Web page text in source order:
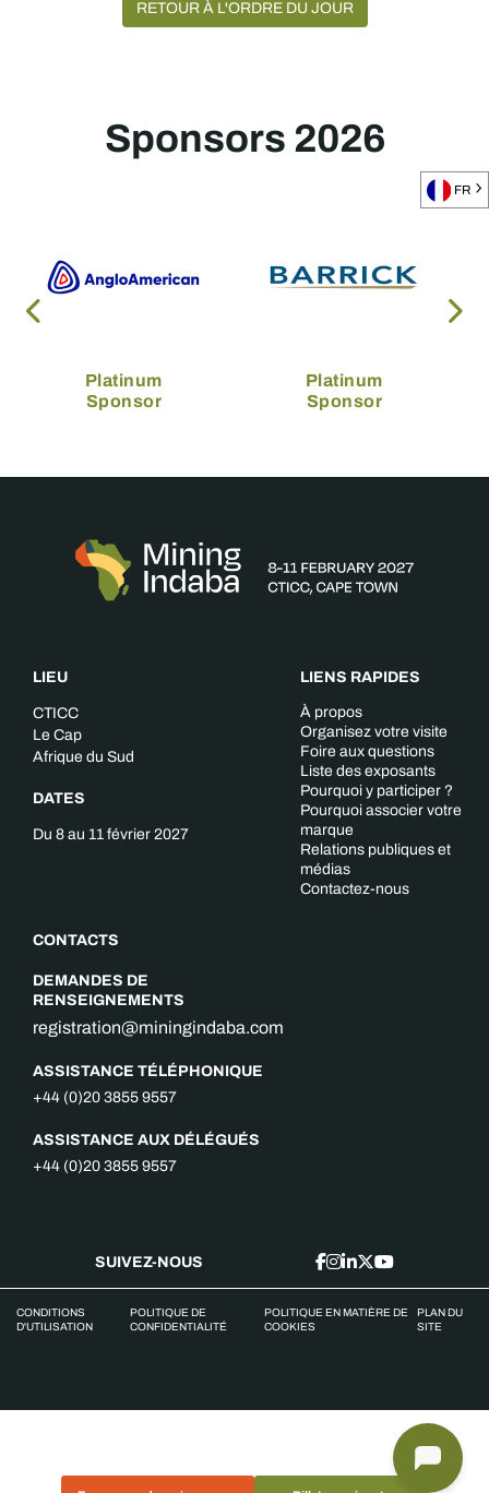
RETOUR À L'ORDRE DU JOUR
Sponsors 2026
Platinum
Sponsor
Platinum
Sponsor
LIEU
CTICC
Le Cap
Afrique du Sud
DATES
Du 8 au 11 février 2027
CONTACTS
DEMANDES DE
RENSEIGNEMENTS
registration@miningindaba.com
ASSISTANCE TÉLÉPHONIQUE
+44 (0)20 3855 9557
ASSISTANCE AUX DÉLÉGUÉS
+44 (0)20 3855 9557
LIENS RAPIDES
À propos
Organisez votre visite
Foire aux questions
Liste des exposants
Pourquoi y participer ?
Pourquoi associer votre
marque
Relations publiques et
médias
Contactez-nous
SUIVEZ-NOUS
CONDITIONS
D'UTILISATION
POLITIQUE DE
CONFIDENTIALITÉ
POLITIQUE EN MATIÈRE DE
COOKIES
PLAN DU
SITE
FR